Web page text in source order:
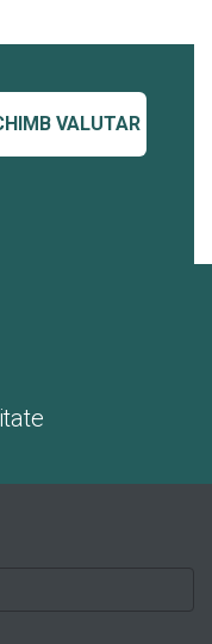
VALUTAR